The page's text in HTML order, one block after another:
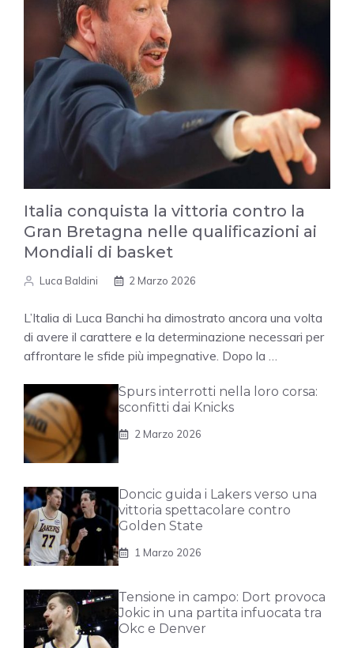
Italia conquista la vittoria contro la
Gran Bretagna nelle qualificazioni ai
Mondiali di basket
Luca Baldini 2 Marzo 2026
L’Italia di Luca Banchi ha dimostrato ancora una volta
di avere il carattere e la determinazione necessari per
affrontare le sfide più impegnative. Dopo la …
Spurs interrotti nella loro corsa:
sconfitti dai Knicks
2 Marzo 2026
Doncic guida i Lakers verso una
vittoria spettacolare contro
Golden State
1 Marzo 2026
Tensione in campo: Dort provoca
Jokic in una partita infuocata tra
Okc e Denver